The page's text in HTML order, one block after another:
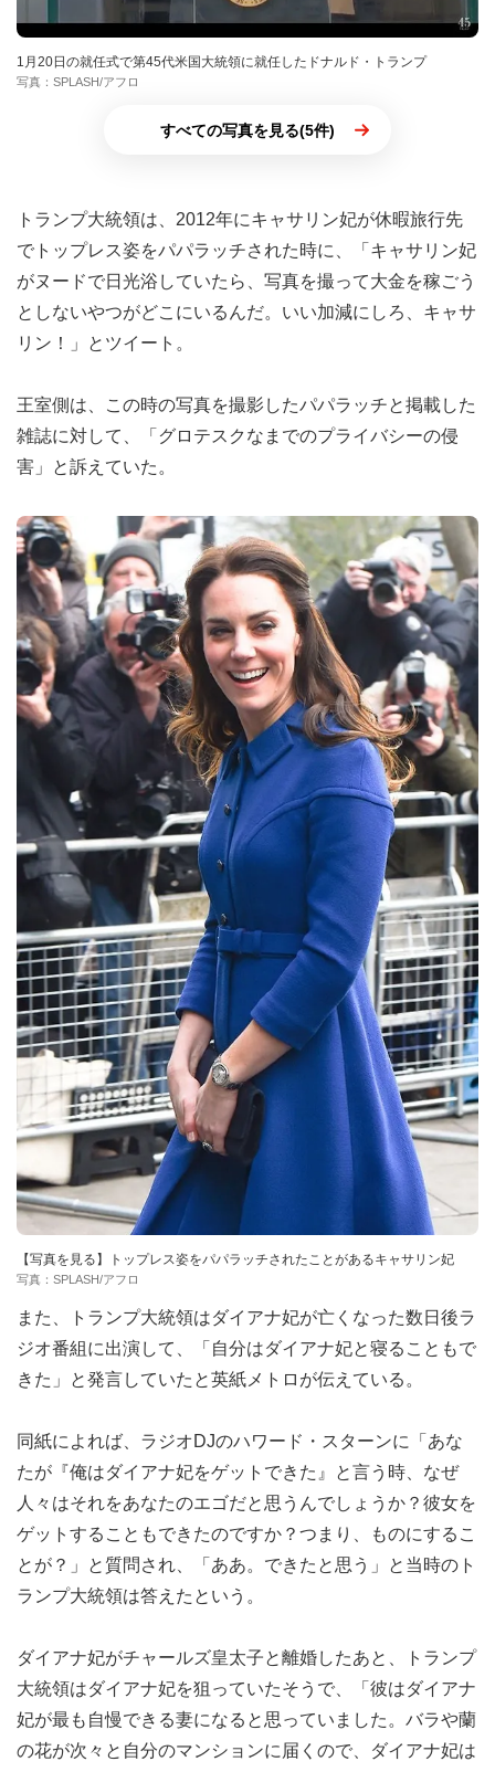
1月20日の就任式で第45代米国大統領に就任したドナルド・トランプ
写真：SPLASH/アフロ
すべての写真を見る(5件)
トランプ大統領は、2012年にキャサリン妃が休暇旅行先
でトップレス姿をパパラッチされた時に、「キャサリン妃
がヌードで日光浴していたら、写真を撮って大金を稼ごう
としないやつがどこにいるんだ。いい加減にしろ、キャサ
リン！」とツイート。
王室側は、この時の写真を撮影したパパラッチと掲載した
雑誌に対して、「グロテスクなまでのプライバシーの侵
害」と訴えていた。
【写真を見る】トップレス姿をパパラッチされたことがあるキャサリン妃
写真：SPLASH/アフロ
また、トランプ大統領はダイアナ妃が亡くなった数日後ラ
ジオ番組に出演して、「自分はダイアナ妃と寝ることもで
きた」と発言していたと英紙メトロが伝えている。
同紙によれば、ラジオDJのハワード・スターンに「あな
たが『俺はダイアナ妃をゲットできた』と言う時、なぜ
人々はそれをあなたのエゴだと思うんでしょうか？彼女を
ゲットすることもできたのですか？つまり、ものにするこ
とが？」と質問され、「ああ。できたと思う」と当時のト
ランプ大統領は答えたという。
ダイアナ妃がチャールズ皇太子と離婚したあと、トランプ
大統領はダイアナ妃を狙っていたそうで、「彼はダイアナ
妃が最も自慢できる妻になると思っていました。バラや蘭
の花が次々と自分のマンションに届くので、ダイアナ妃は